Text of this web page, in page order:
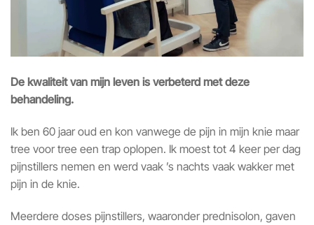
De kwaliteit van mijn leven is verbeterd met deze
behandeling.
Ik ben 60 jaar oud en kon vanwege de pijn in mijn knie maar
tree voor tree een trap oplopen. Ik moest tot 4 keer per dag
pijnstillers nemen en werd vaak ’s nachts vaak wakker met
pijn in de knie.
Meerdere doses pijnstillers, waaronder prednisolon, gaven